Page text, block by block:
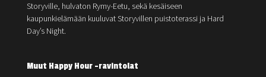
Storyville, hulvaton Rymy-Eetu, sekä kesäiseen
kaupunkielämään kuuluvat Storyvillen puistoterassi ja Hard
Day’s Night.
Muut Happy Hour -ravintolat